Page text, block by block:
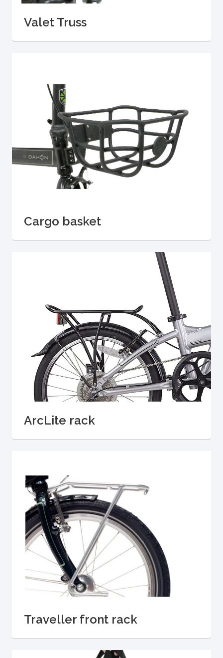
Valet Truss
Cargo basket
ArcLite rack
Traveller front rack